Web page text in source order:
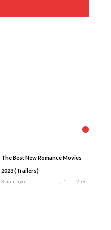
The Best New Romance Movies
2023 (Trailers)
3 năm ago 259
1